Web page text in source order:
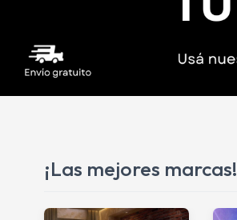
¡Las mejores marcas!